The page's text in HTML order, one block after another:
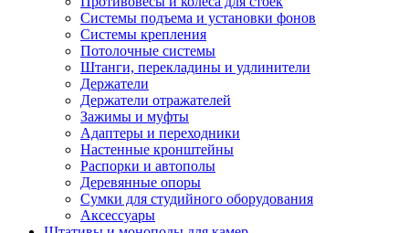
Системы подъема и установки фонов
Системы крепления
Потолочные системы
Штанги, перекладины и удлинители
Держатели
Держатели отражателей
Зажимы и муфты
Адаптеры и переходники
Настенные кронштейны
Распорки и автополы
Деревянные опоры
Сумки для студийного оборудования
Аксессуары